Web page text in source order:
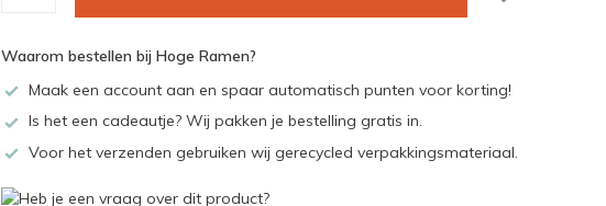
Waarom bestellen bij Hoge Ramen?
Maak een account aan en spaar automatisch punten voor korting!
Is het een cadeautje? Wij pakken je bestelling gratis in.
Voor het verzenden gebruiken wij gerecycled verpakkingsmateriaal.